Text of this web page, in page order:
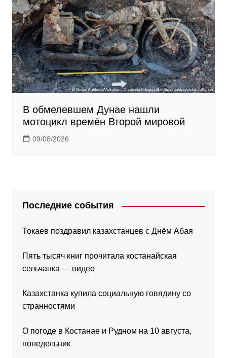
В обмелевшем Дунае нашли
мотоцикл времён Второй мировой
09/08/2026
Последние события
Токаев поздравил казахстанцев с Днём Абая
Пять тысяч книг прочитала костанайская
сельчанка — видео
Казахстанка купила социальную говядину со
странностями
О погоде в Костанае и Рудном на 10 августа,
понедельник